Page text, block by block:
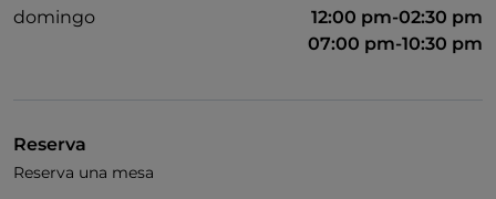
domingo
12:00 pm-02:30 pm
07:00 pm-10:30 pm
Reserva
Reserva una mesa